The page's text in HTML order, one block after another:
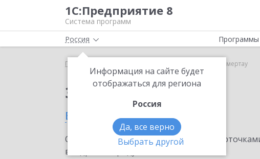
1С:Предприятие 8
Система программ
Россия
Информация на сайте будет
отображаться для региона
Россия
Да, все верно
Выбрать другой
Главная 1С:Share в Кумертау
Заказать 1С:Share
в Кумертау
Ознакомьтесь с информационными
внедрение продукта.